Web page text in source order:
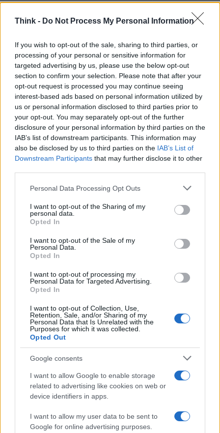
Think - Do Not Process My Personal Information
If you wish to opt-out of the sale, sharing to third parties, or
processing of your personal or sensitive information for
targeted advertising by us, please use the below opt-out
section to confirm your selection. Please note that after your
opt-out request is processed you may continue seeing
interest-based ads based on personal information utilized by
us or personal information disclosed to third parties prior to
your opt-out. You may separately opt-out of the further
disclosure of your personal information by third parties on the
IAB’s list of downstream participants. This information may
also be disclosed by us to third parties on the IAB’s List of
Downstream Participants that may further disclose it to other
Please note that this website/app uses one or more Google
not limited to your visit or usage behaviour. You may click to
grant or deny consent to Google and its third-party tags to
use your data for below specified purposes in below Google
consent section.
Personal Data Processing Opt Outs
I want to opt-out of the Sharing of my
personal data.
Opted In
I want to opt-out of the Sale of my
Personal Data.
Opted In
I want to opt-out of processing my
Personal Data for Targeted Advertising.
Opted In
I want to opt-out of Collection, Use,
Retention, Sale, and/or Sharing of my
Personal Data that Is Unrelated with the
Purposes for which it was collected.
Opted Out
Google consents
I want to allow Google to enable storage
related to advertising like cookies on web or
device identifiers in apps.
I want to allow my user data to be sent to
Google for online advertising purposes.
9. Berna: la capitale svizzera da
Berna è una città che affascina con il suo centro
storico Patrimonio UNESCO. Cammina tra le sue vie
medievali e scopri il fascino della città, dalla Torre
dell’Orologio alla casa-museo di Einstein. Facile da
raggiungere con un treno diretto da Milano, Berna
è la tappa perfetta per chi ama unire cultura e
natura. Sei pronto a perderti tra i suoi tesori?
10. Friburgo: il cuore verde della
Germania
Friburgo in Brisgovia è una città universitaria
vivace, famosa per la sua cattedrale gotica e le
sue vie pittoresche. Raggiungila in treno da Milano,
cambiando a Basilea. Scopri la bellezza della
Foresta Nera e goditi un panorama indimenticabile.
scoperto! Non vorresti essere tra i primi a
raccontare questa avventura ai tuoi amici?
AUTORE
Staff